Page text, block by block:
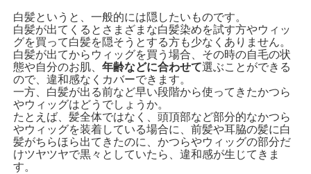
白髪というと、一般的には隠したいものです。
白髪が出てくるとさまざまな白髪染めを試す方やウィッ
グを買って白髪を隠そうとする方も少なくありません。
白髪が出てからウィッグを買う場合、その時の自毛の状
態や自分のお肌、年齢などに合わせて選ぶことができる
ので、違和感なくカバーできます。
一方、白髪が出る前など早い段階から使ってきたかつら
やウィッグはどうでしょうか。
たとえば、髪全体ではなく、頭頂部など部分的なかつら
やウィッグを装着している場合に、前髪や耳脇の髪に白
髪がちらほら出てきたのに、かつらやウィッグの部分だ
けツヤツヤで黒々としていたら、違和感が生じてきま
す。